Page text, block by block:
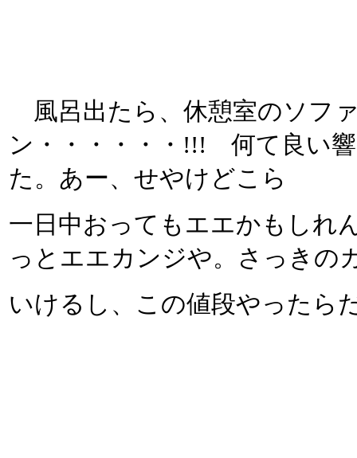
風呂出たら、休憩室のソフ
ン・・・・・・!!! 何て良い
た。あー、せやけどこら
一日中おってもエエかもしれ
っとエエカンジや。さっきの
いけるし、この値段やったら